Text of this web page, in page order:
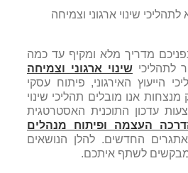
מדריך מלא ומקיף עד כמה
לתהליכישינוי ארגוני וצמיחה
הייעוץ האירגוני, פיתוח עסקי
מנצחות אנו מובלים תהליכי שינוי
עדכון התוכנית האסטרטגית
העצמה ופיתוח מנהלים
החדשים. להלן הנושאים
מבקשים לשתף איתכם.